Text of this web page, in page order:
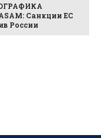
Санкции ЕС
России